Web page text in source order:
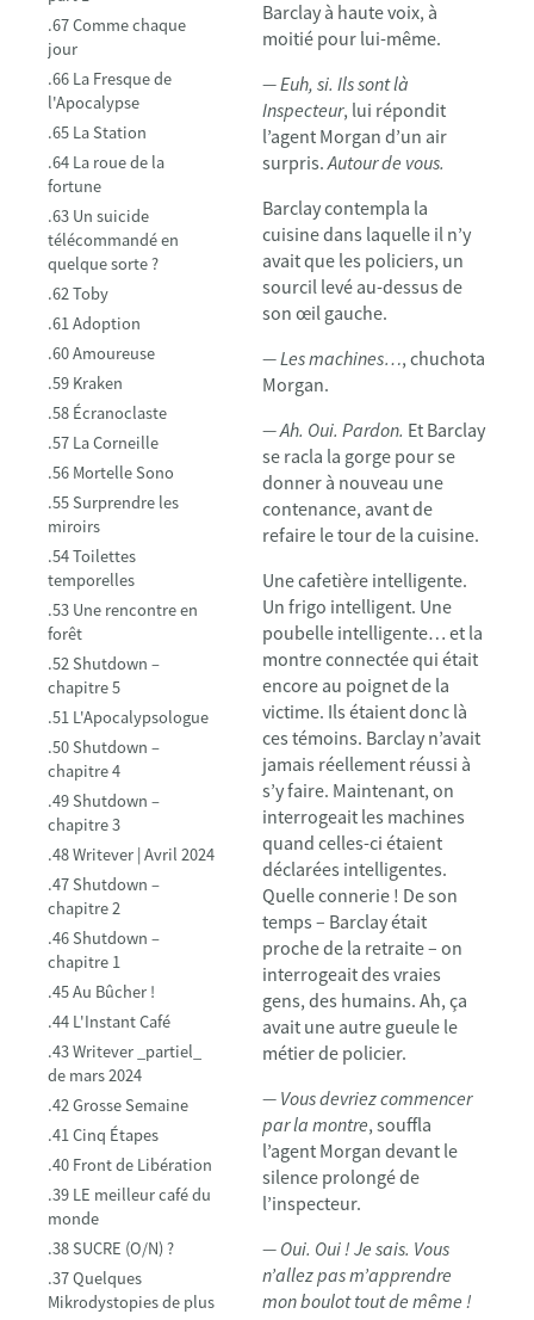
.67 Comme chaque
jour
.66 La Fresque de
l'Apocalypse
.65 La Station
.64 La roue de la
fortune
.63 Un suicide
télécommandé en
quelque sorte ?
.62 Toby
.61 Adoption
.60 Amoureuse
.59 Kraken
.58 Écranoclaste
.57 La Corneille
.56 Mortelle Sono
.55 Surprendre les
miroirs
.54 Toilettes
temporelles
.53 Une rencontre en
forêt
.52 Shutdown –
chapitre 5
.51 L'Apocalypsologue
.50 Shutdown –
chapitre 4
.49 Shutdown –
chapitre 3
.48 Writever | Avril 2024
.47 Shutdown –
chapitre 2
.46 Shutdown –
chapitre 1
.45 Au Bûcher !
.44 L'Instant Café
.43 Writever _partiel_
de mars 2024
.42 Grosse Semaine
.41 Cinq Étapes
.40 Front de Libération
.39 LE meilleur café du
monde
.38 SUCRE (O/N) ?
.37 Quelques
Mikrodystopies de plus
Barclay à haute voix, à
moitié pour lui-même.
— Euh, si. Ils sont là
Inspecteur, lui répondit
l’agent Morgan d’un air
surpris.Autour de vous.
Barclay contempla la
cuisine dans laquelle il n’y
avait que les policiers, un
sourcil levé au-dessus de
son œil gauche.
— Les machines…, chuchota
Morgan.
— Ah. Oui. Pardon. Et Barclay
se racla la gorge pour se
donner à nouveau une
contenance, avant de
refaire le tour de la cuisine.
Une cafetière intelligente.
Un frigo intelligent. Une
poubelle intelligente… et la
montre connectée qui était
encore au poignet de la
victime. Ils étaient donc là
ces témoins. Barclay n’avait
jamais réellement réussi à
s’y faire. Maintenant, on
interrogeait les machines
quand celles-ci étaient
déclarées intelligentes.
Quelle connerie ! De son
temps – Barclay était
proche de la retraite – on
interrogeait des vraies
gens, des humains. Ah, ça
avait une autre gueule le
métier de policier.
— Vous devriez commencer
par la montre, souffla
l’agent Morgan devant le
silence prolongé de
l’inspecteur.
— Oui. Oui ! Je sais. Vous
n’allez pas m’apprendre
mon boulot tout de même !